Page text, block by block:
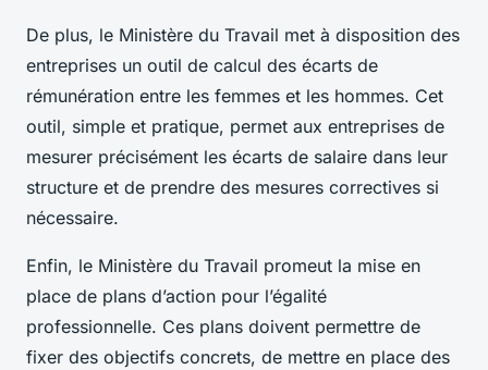
De plus, le Ministère du Travail met à disposition des
entreprises un outil de calcul des écarts de
rémunération entre les femmes et les hommes. Cet
outil, simple et pratique, permet aux entreprises de
mesurer précisément les écarts de salaire dans leur
structure et de prendre des mesures correctives si
nécessaire.
Enfin, le Ministère du Travail promeut la mise en
place de plans d’action pour l’égalité
professionnelle. Ces plans doivent permettre de
fixer des objectifs concrets, de mettre en place des